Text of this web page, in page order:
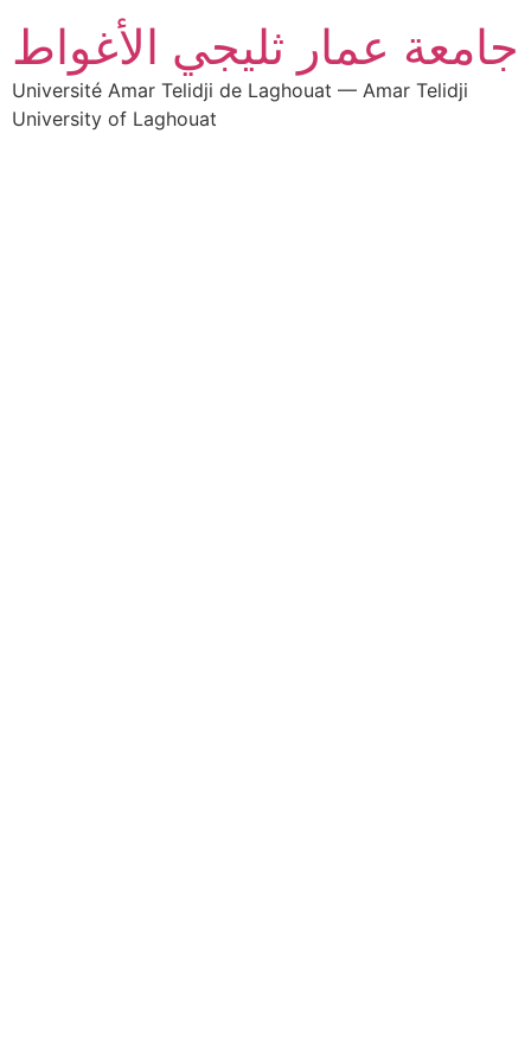
جامعة عمار ثليجي الأغواط
Université Amar Telidji de Laghouat — Amar Telidji
University of Laghouat